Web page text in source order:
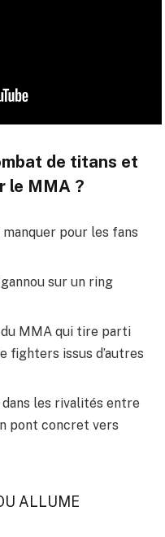
de titans et
le MMA ?
manquer pour les fans
sur un ring
du MMA qui tire parti
fighters issus d’autres
dans les rivalités entre
pont concret vers
ALLUME